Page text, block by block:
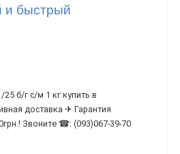
и быстрый
б/г с/м 1 кг купить в
доставка ✈ Гарантия
Звоните ☎: (093)067-39-70